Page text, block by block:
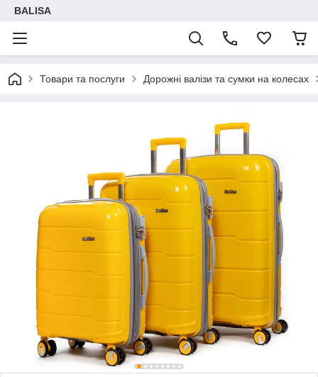
BALISA
Товари та послуги Дорожні валізи та сумки на колесах